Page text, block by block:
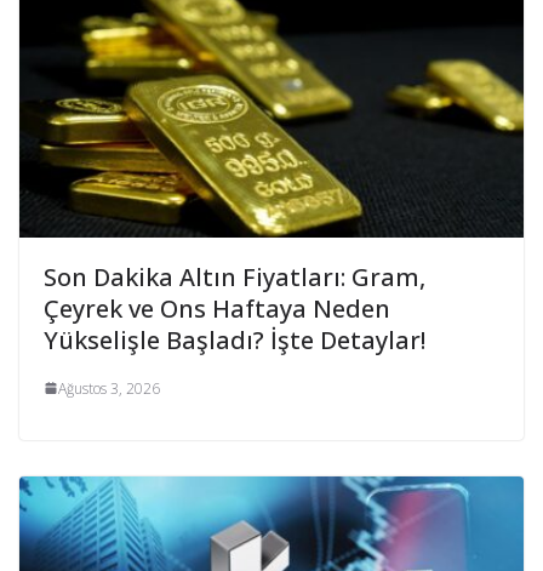
Son Dakika Altın Fiyatları: Gram,
Çeyrek ve Ons Haftaya Neden
Yükselişle Başladı? İşte Detaylar!
Ağustos 3, 2026